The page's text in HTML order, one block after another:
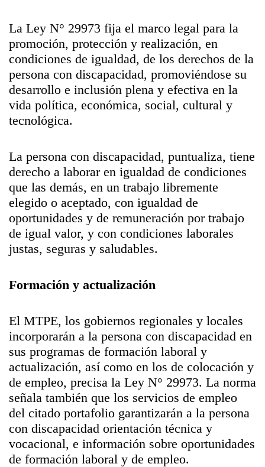
La Ley N° 29973 fija el marco legal para la
promoción, protección y realización, en
condiciones de igualdad, de los derechos de la
persona con discapacidad, promoviéndose su
desarrollo e inclusión plena y efectiva en la
vida política, económica, social, cultural y
tecnológica.
La persona con discapacidad, puntualiza, tiene
derecho a laborar en igualdad de condiciones
que las demás, en un trabajo libremente
elegido o aceptado, con igualdad de
oportunidades y de remuneración por trabajo
de igual valor, y con condiciones laborales
justas, seguras y saludables.
Formación y actualización
El MTPE, los gobiernos regionales y locales
incorporarán a la persona con discapacidad en
sus programas de formación laboral y
actualización, así como en los de colocación y
de empleo, precisa la Ley N° 29973. La norma
señala también que los servicios de empleo
del citado portafolio garantizarán a la persona
con discapacidad orientación técnica y
vocacional, e información sobre oportunidades
de formación laboral y de empleo.